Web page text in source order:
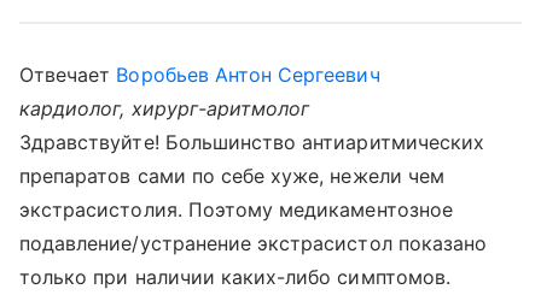
Отвечает Воробьев Антон Сергеевич
кардиолог, хирург-аритмолог
Здравствуйте! Большинство антиаритмических
препаратов сами по себе хуже, нежели чем
экстрасистолия. Поэтому медикаментозное
подавление/устранение экстрасистол показано
только при наличии каких-либо симптомов.